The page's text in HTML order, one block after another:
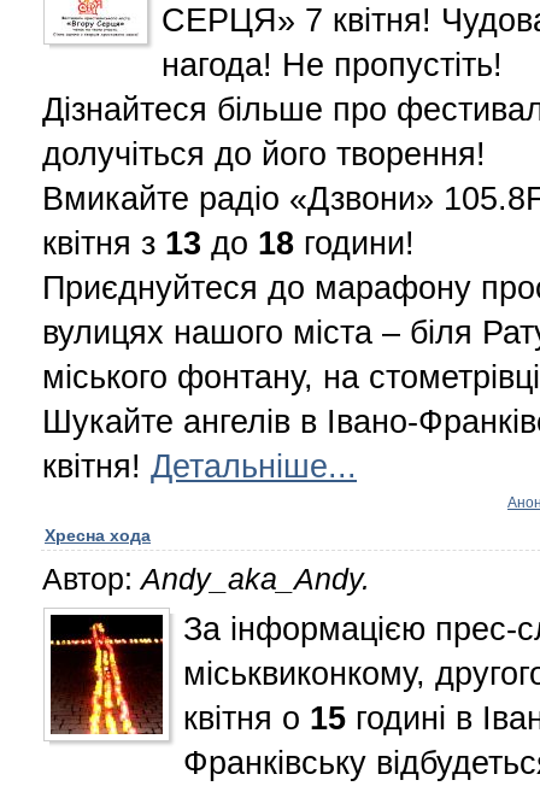
СЕРЦЯ» 7 квітня!
нагода! Не пропустіть!
Дізнайтеся більше про
долучіться до його творення!
Вмикайте радіо «Дзвони»
квітня з 13 до 18 години!
Приєднуйтеся до марафону
вулицях нашого міста – біля
міського фонтану, на
Шукайте ангелів в Івано-
квітня! Детальніше...
Хресна хода
Автор:Andy_aka_Andy.
За інформацією прес-
міськвиконкому,
квітня о 15 годині в
Франківську